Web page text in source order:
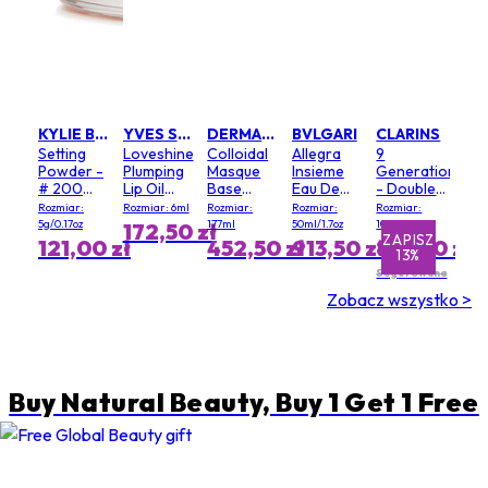
KYLIE BY KYLIE JENNER
Setting
Powder -
# 200
Soft Pink
Rozmiar:
5g/0.17oz
121,00 zł
YVES SAINT LAURENT
Loveshine
Plumping
Lip Oil
Gloss - #
3 Mellow
Mallow
Rozmiar: 6ml
172,50 zł
DERMALOGICA
Colloidal
Masque
Base
(Salon
Size)
Rozmiar:
177ml
452,50 zł
BVLGARI
Allegra
Insieme
Eau De
Parfum
Rozmiar:
50ml/1.7oz
913,50 złZAPISZ
1%
ZAPISZ
13%
CLARINS
9
Generation
- Double
Serum
Light
Texture
Rozmiar:
100ml
819,00 zł
Sugerowana
detaliczna
Zobacz wszystko >
Buy Natural Beauty, Buy 1 Get 1 Free